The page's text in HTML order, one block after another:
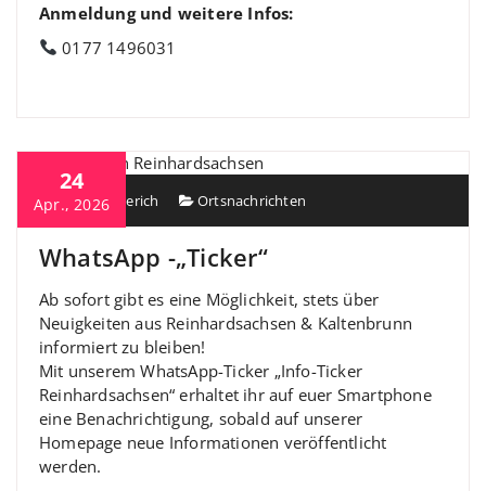
Anmeldung und weitere Infos:
0177 1496031
24
Apr., 2026
Heiko Berberich Ortsnachrichten
WhatsApp -„Ticker“
Ab sofort gibt es eine Möglichkeit, stets über
Neuigkeiten aus Reinhardsachsen & Kaltenbrunn
informiert zu bleiben!
Mit unserem WhatsApp-Ticker „Info-Ticker
Reinhardsachsen“ erhaltet ihr auf euer Smartphone
eine Benachrichtigung, sobald auf unserer
Homepage neue Informationen veröffentlicht
werden.